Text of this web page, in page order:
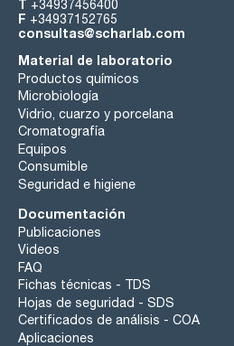
T +34937456400
F +34937152765
consultas@scharlab.com
Material de laboratorio
Productos químicos
Microbiología
Vidrio, cuarzo y porcelana
Cromatografía
Equipos
Consumible
Seguridad e higiene
Documentación
Publicaciones
Videos
FAQ
Fichas técnicas - TDS
Hojas de seguridad - SDS
Certificados de análisis - COA
Aplicaciones